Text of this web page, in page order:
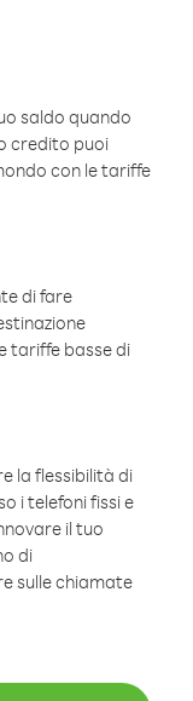
saldo quando
credito puoi
con le tariffe
di fare
tariffe basse di
la flessibilità di
i telefoni fissi e
il tuo
di
sulle chiamate